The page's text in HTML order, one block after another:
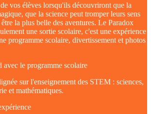
vos élèves lorsqu'ils découvriront que la
que la science peut tromper leurs sens
la plus belle des aventures. Le Paradox
une sortie scolaire, c'est une expérience
programme scolaire, divertissement et photos
avec le programme scolaire
sur l'enseignement des STEM : sciences,
et mathématiques.